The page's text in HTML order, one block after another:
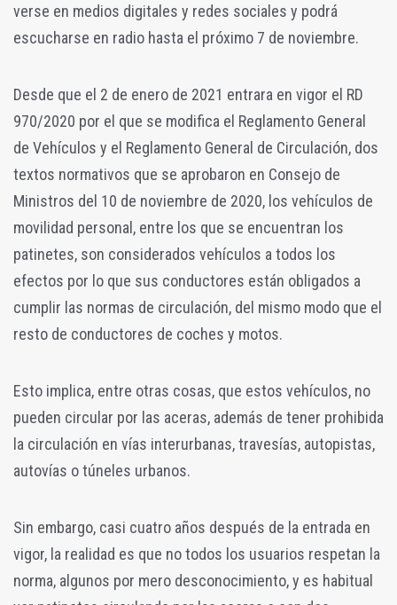
verse en medios digitales y redes sociales y podrá
escucharse en radio hasta el próximo 7 de noviembre.
Desde que el 2 de enero de 2021 entrara en vigor el RD
970/2020 por el que se modifica el Reglamento General
de Vehículos y el Reglamento General de Circulación, dos
textos normativos que se aprobaron en Consejo de
Ministros del 10 de noviembre de 2020, los vehículos de
movilidad personal, entre los que se encuentran los
patinetes, son considerados vehículos a todos los
efectos por lo que sus conductores están obligados a
cumplir las normas de circulación, del mismo modo que el
resto de conductores de coches y motos.
Esto implica, entre otras cosas, que estos vehículos, no
pueden circular por las aceras, además de tener prohibida
la circulación en vías interurbanas, travesías, autopistas,
autovías o túneles urbanos.
Sin embargo, casi cuatro años después de la entrada en
vigor, la realidad es que no todos los usuarios respetan la
norma, algunos por mero desconocimiento, y es habitual